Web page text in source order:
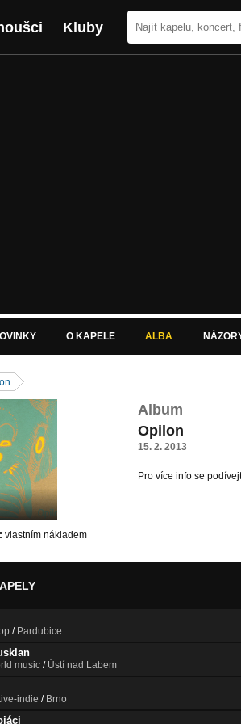
Kluby
O KAPELE ALBA
vlastním nákladem
Album
Opilon
15. 2. 2013
Pro více info se
/ Pardubice
music / Ústí nad Labem
indie / Brno